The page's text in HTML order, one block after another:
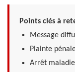
Points clés à
Message
Plainte
Arrêt